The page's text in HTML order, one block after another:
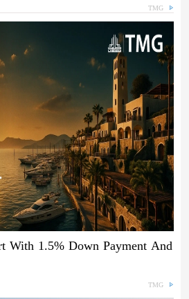
TMG
With 1.5% Down Payment And
TMG